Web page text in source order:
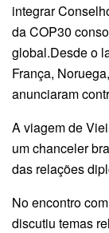
integrar
da COP30
global.Desde o
França,
anunciaram
A viagem de
um chanceler
das relações
No encontro
discutiu temas